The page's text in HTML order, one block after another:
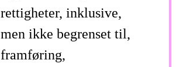
rettigheter, inklusive,
men ikke begrenset til,
framføring,